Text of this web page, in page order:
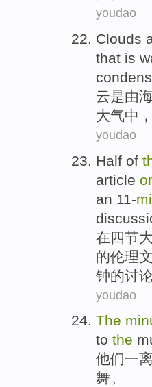
youdao
Clouds
that is
云是由
大气中，
youdao
Half of
article
an 11-
在四节
的伦理
钟的讨论
youdao
The
to the
他们一
舞。